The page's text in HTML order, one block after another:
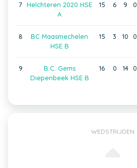
7 Helchteren 2020 HSE
A
15 6 9 0
8
BC Maasmechelen
HSE B
15 3 10 0
9
B.C. Gems
Diepenbeek HSE B
16 0 14 0
WEDSTRIJDEN